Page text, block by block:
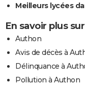
Meilleurs lycées
En savoir plus
Authon
Avis de décès à
Délinquance à
Pollution à Authon